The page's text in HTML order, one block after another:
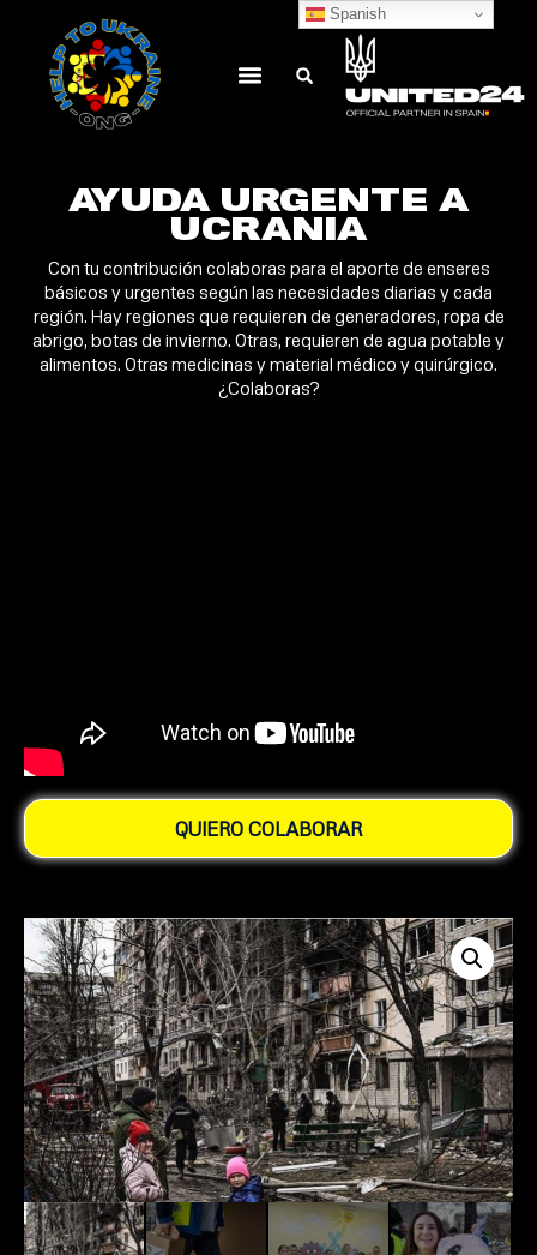
AYUDA URGENTE A
UCRANIA
Con tu contribución colaboras para el aporte de enseres
básicos y urgentes según las necesidades diarias y cada
región. Hay regiones que requieren de generadores, ropa de
abrigo, botas de invierno. Otras, requieren de agua potable y
alimentos. Otras medicinas y material médico y quirúrgico.
¿Colaboras?
QUIERO COLABORAR
Spanish